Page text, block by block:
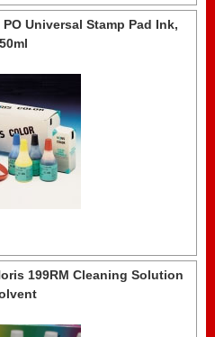
Universal Stamp Pad Ink,
50ml
199RM Cleaning Solution